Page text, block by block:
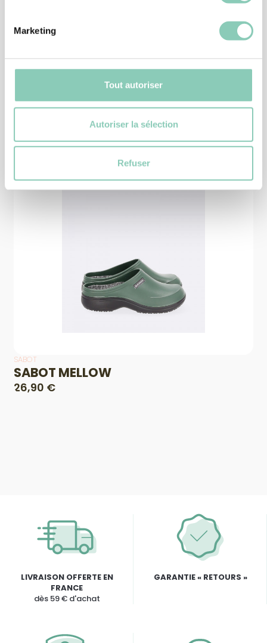
Marketing
Tout autoriser
Autoriser la sélection
Refuser
CHAUSSURE JARDIN
CHAUSSURE MONTANA
39,90 €
Produits similaires
SABOT
SABOT MELLOW
26,90 €
LIVRAISON OFFERTE EN
FRANCE
dès 59 € d'achat
GARANTIE « RETOURS »